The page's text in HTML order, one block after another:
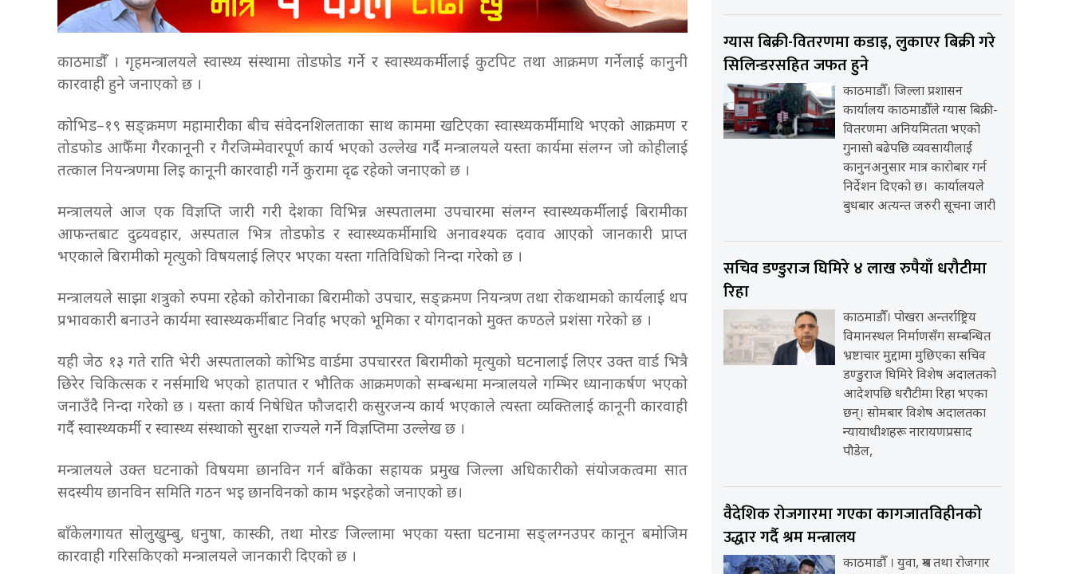
काठमाडौँ । गृहमन्त्रालयले स्वास्थ्य संस्थामा तोडफोड गर्ने र स्वास्थ्यकर्मीलाई कुटपिट तथा आक्रमण गर्नेलाई कानुनी
कारवाही हुने जनाएको छ ।
कोभिड–१९ सङ्क्रमण महामारीका बीच संवेदनशिलताका साथ काममा खटिएका स्वास्थ्यकर्मीमाथि भएको आक्रमण र
तोडफोड आफैँमा गैरकानूनी र गैरजिम्मेवारपूर्ण कार्य भएको उल्लेख गर्दै मन्त्रालयले यस्ता कार्यमा संलग्न जो कोहीलाई
तत्काल नियन्त्रणमा लिइ कानूनी कारवाही गर्ने कुरामा दृढ रहेको जनाएको छ ।
मन्त्रालयले आज एक विज्ञप्ति जारी गरी देशका विभिन्न अस्पतालमा उपचारमा संलग्न स्वास्थ्यकर्मीलाई बिरामीका
आफन्तबाट दुव्र्यवहार, अस्पताल भित्र तोडफोड र स्वास्थ्यकर्मीमाथि अनावश्यक दवाव आएको जानकारी प्राप्त
भएकाले बिरामीको मृत्युको विषयलाई लिएर भएका यस्ता गतिविधिको निन्दा गरेको छ ।
मन्त्रालयले साझा शत्रुको रुपमा रहेको कोरोनाका बिरामीको उपचार, सङ्क्रमण नियन्त्रण तथा रोकथामको कार्यलाई थप
प्रभावकारी बनाउने कार्यमा स्वास्थ्यकर्मीबाट निर्वाह भएको भूमिका र योगदानको मुक्त कण्ठले प्रशंसा गरेको छ ।
यही जेठ १३ गते राति भेरी अस्पतालको कोभिड वार्डमा उपचाररत बिरामीको मृत्युको घटनालाई लिएर उक्त वार्ड भित्रै
छिरेर चिकित्सक र नर्समाथि भएको हातपात र भौतिक आक्रमणको सम्बन्धमा मन्त्रालयले गम्भिर ध्यानाकर्षण भएको
जनाउँदै निन्दा गरेको छ । यस्ता कार्य निषेधित फौजदारी कसुरजन्य कार्य भएकाले त्यस्ता व्यक्तिलाई कानूनी कारवाही
गर्दै स्वास्थ्यकर्मी र स्वास्थ्य संस्थाको सुरक्षा राज्यले गर्ने विज्ञप्तिमा उल्लेख छ ।
मन्त्रालयले उक्त घटनाको विषयमा छानविन गर्न बाँकेका सहायक प्रमुख जिल्ला अधिकारीको संयोजकत्वमा सात
सदस्यीय छानविन समिति गठन भइ छानविनको काम भइरहेको जनाएको छ।
बाँकेलगायत सोलुखुम्बु, धनुषा, कास्की, तथा मोरङ जिल्लामा भएका यस्ता घटनामा सङ्लग्नउपर कानून बमोजिम
कारवाही गरिसकिएको मन्त्रालयले जानकारी दिएको छ ।
ग्यास बिक्री-वितरणमा कडाइ, लुकाएर बिक्री गरे
सिलिन्डरसहित जफत हुने
काठमाडौँ। जिल्ला प्रशासन
कार्यालय काठमाडौँले ग्यास बिक्री-
वितरणमा अनियमितता भएको
गुनासो बढेपछि व्यवसायीलाई
कानुनअनुसार मात्र कारोबार गर्न
निर्देशन दिएको छ। कार्यालयले
बुधबार अत्यन्त जरुरी सूचना जारी
सचिव डण्डुराज घिमिरे ४ लाख रुपैयाँ धरौटीमा
रिहा
काठमाडौँ। पोखरा अन्तर्राष्ट्रिय
विमानस्थल निर्माणसँग सम्बन्धित
भ्रष्टाचार मुद्दामा मुछिएका सचिव
डण्डुराज घिमिरे विशेष अदालतको
आदेशपछि धरौटीमा रिहा भएका
छन्। सोमबार विशेष अदालतका
न्यायाधीशहरू नारायणप्रसाद
पौडेल,
वैदेशिक रोजगारमा गएका कागजातविहीनको
उद्धार गर्दै श्रम मन्त्रालय
काठमाडौँ । युवा, श्रम तथा रोजगार